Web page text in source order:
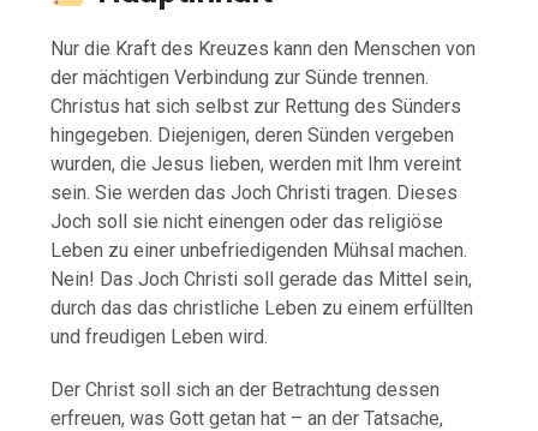
Nur die Kraft des Kreuzes kann den Menschen von
der mächtigen Verbindung zur Sünde trennen.
Christus hat sich selbst zur Rettung des Sünders
hingegeben. Diejenigen, deren Sünden vergeben
wurden, die Jesus lieben, werden mit Ihm vereint
sein. Sie werden das Joch Christi tragen. Dieses
Joch soll sie nicht einengen oder das religiöse
Leben zu einer unbefriedigenden Mühsal machen.
Nein! Das Joch Christi soll gerade das Mittel sein,
durch das das christliche Leben zu einem erfüllten
und freudigen Leben wird.
Der Christ soll sich an der Betrachtung dessen
erfreuen, was Gott getan hat – an der Tatsache,